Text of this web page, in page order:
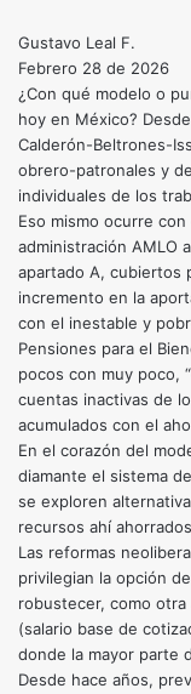
Gustavo Leal F.
Febrero 28 de 2026
¿Con qué modelo o
hoy en México?
Calderón-Beltrones-
obrero-patronales y
individuales de los
Eso mismo ocurre
administración AMLO
apartado A, cubiertos
incremento en la
con el inestable y
Pensiones para el
pocos con muy poco,
cuentas inactivas de
acumulados con el
En el corazón del
diamante el sistema
se exploren
recursos ahí
Las reformas
privilegian la opción
robustecer, como
(salario base de
donde la mayor parte
Desde hace años,